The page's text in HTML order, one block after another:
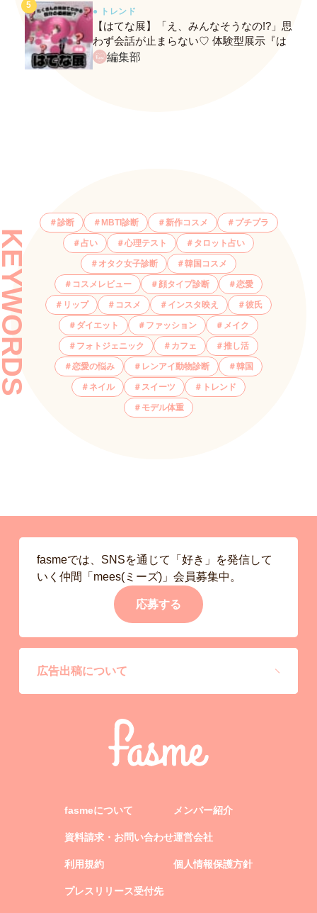
● トレンド
【はてな展】「え、みんなそうなの!?」思
わず会話が止まらない♡ 体験型展示『は
てな展』に行ってきたレポ
編集部
診断 MBTI診断 新作コスメ プチプラ
占い 心理テスト タロット占い
オタク女子診断 韓国コスメ
コスメレビュー 顔タイプ診断 恋愛
リップ コスメ インスタ映え 彼氏
ダイエット ファッション メイク
フォトジェニック カフェ 推し活
恋愛の悩み レンアイ動物診断 韓国
ネイル スイーツ トレンド
モデル体重
fasmeでは、SNSを通じて「好き」を発信して
いく仲間「mees(ミーズ)」会員募集中。
応募する
広告出稿について
fasmeについて
資料請求・お問い合わせ
利用規約
プレスリリース受付先
メンバー紹介
運営会社
個人情報保護方針